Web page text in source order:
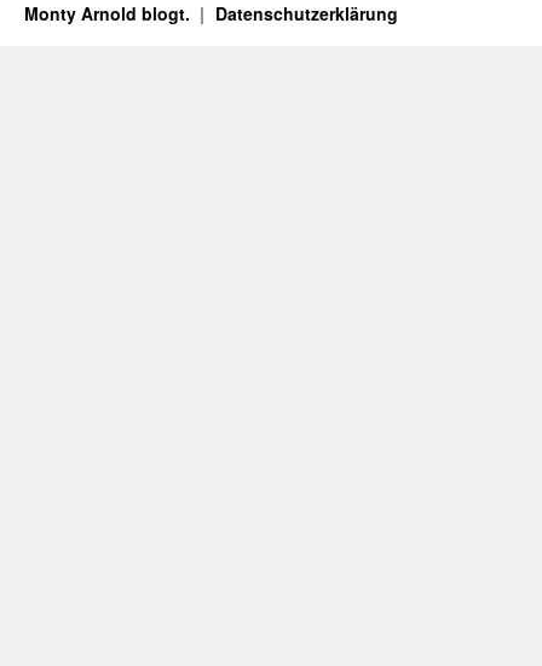
Monty Arnold blogt. Datenschutz­erklärung